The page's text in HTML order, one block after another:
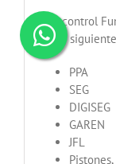
Este control
de las
PPA
SEG
DIGISEG
GAREN
JFL